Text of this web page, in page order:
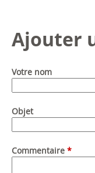
Ajouter
Votre nom
Objet
Commentaire *